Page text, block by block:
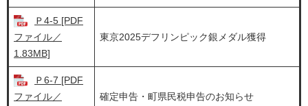
Ｐ4-5 [PDF
ファイル／
1.83MB]
東京2025デフリンピック銀メダル獲得
Ｐ6-7 [PDF
ファイル／
確定申告・町県民税申告のお知らせ